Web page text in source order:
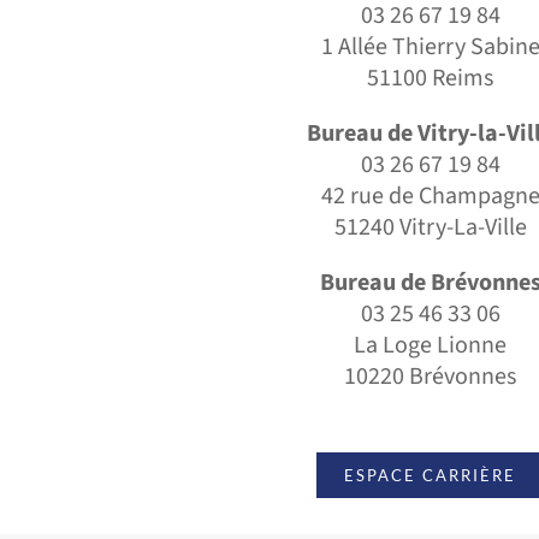
03 26 67 19 84
1 Allée Thierry Sabine
51100 Reims
Bureau de Vitry-la-
03 26 67 19 84
42 rue de Champagne
51240 Vitry-La-Ville
Bureau de
03 25 46 33 06
La Loge Lionne
10220 Brévonnes
ESPACE CARRIÈRE